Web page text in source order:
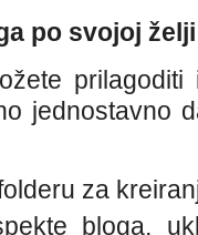
po svojoj želji
jednostavno
za
bloga,